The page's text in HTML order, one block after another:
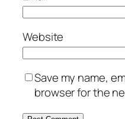
Website
Save my name,
browser for the